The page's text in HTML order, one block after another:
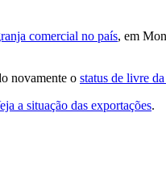
comercial no país, em
novamente o status de livre
a situação das exportações.